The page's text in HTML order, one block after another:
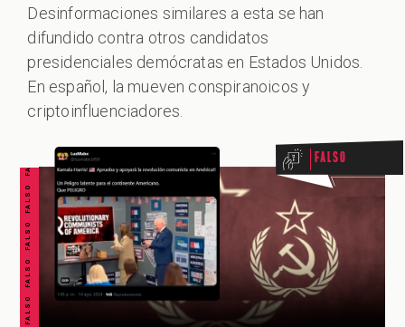
Desinformaciones similares a esta se han
difundido contra otros candidatos
presidenciales demócratas en Estados Unidos.
En español, la mueven conspiranoicos y
criptoinfluenciadores.
FALSO FALSO FALSO FALSO FALSO FALSO FALSO Falso